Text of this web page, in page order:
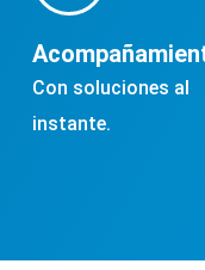
Con soluciones al
instante.